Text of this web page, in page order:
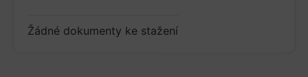
Žádné dokumenty ke stažení